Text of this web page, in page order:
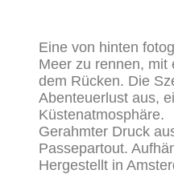
Eine von hinten
Meer zu rennen, mit
dem Rücken. Die
Abenteuerlust aus,
Küstenatmosphäre.
Gerahmter Druck
Passepartout.
Hergestellt in